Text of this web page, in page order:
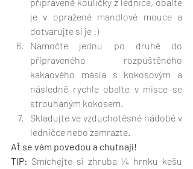
připravené kouličky z lednice, obalte
je v opražené mandlové mouce a
dotvarujte si je :)
Namočte jednu po druhé do
připraveného rozpuštěného
kakaového másla s kokosovým a
následně rychle obalte v misce se
strouhaným kokosem.
Skladujte ve vzduchotěsné nádobě v
ledničce nebo zamrazte.
Ať se vám povedou a chutnají!
TIP: Smíchejte si zhruba ¼ hrnku kešu